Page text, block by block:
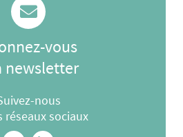
vous
newsletter
nous
réseaux sociaux